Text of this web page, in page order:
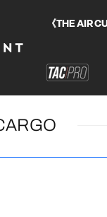
《THE AIR